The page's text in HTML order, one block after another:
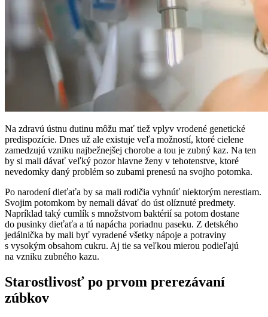
Na zdravú ústnu dutinu môžu mať tiež vplyv vrodené genetické
predispozície. Dnes už ale existuje veľa možností, ktoré cielene
zamedzujú vzniku najbežnejšej chorobe a tou je zubný kaz. Na ten
by si mali dávať veľký pozor hlavne ženy v tehotenstve, ktoré
nevedomky daný problém so zubami prenesú na svojho potomka.
Po narodení dieťaťa by sa mali rodičia vyhnúť niektorým nerestiam.
Svojim potomkom by nemali dávať do úst olíznuté predmety.
Napríklad taký cumlík s množstvom baktérií sa potom dostane
do pusinky dieťaťa a tú napácha poriadnu paseku. Z detského
jedálnička by mali byť vyradené všetky nápoje a potraviny
s vysokým obsahom cukru. Aj tie sa veľkou mierou podieľajú
na vzniku zubného kazu.
Starostlivosť po prvom prerezávaní
zúbkov